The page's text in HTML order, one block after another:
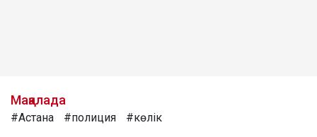
Мақалада
#Астана #полиция #көлік